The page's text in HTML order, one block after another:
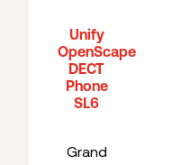
Unify
OpenScape
DECT
Phone
SL6
Grand